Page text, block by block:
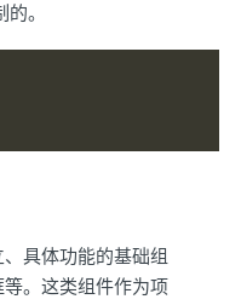
。
具体功能的基础组
。这类组件作为项